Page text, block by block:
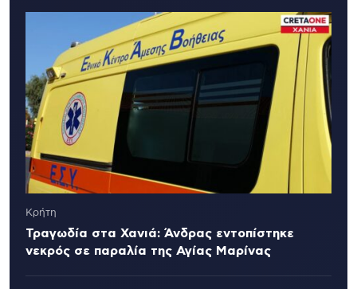
Κρήτη
Τραγωδία στα Χανιά: Άνδρας εντοπίστηκε
νεκρός σε παραλία της Αγίας Μαρίνας